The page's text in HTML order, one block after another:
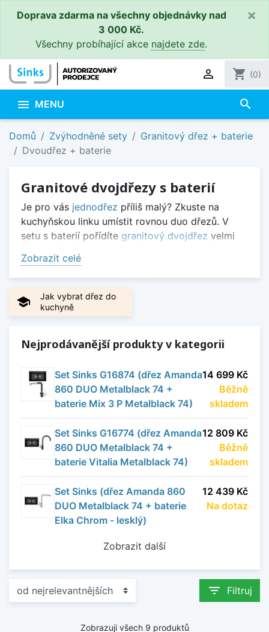
Doprava zdarma na všechny objednávky nad
3 000 Kč.
Všechny probíhající akce najdete zde.
×
 shopping_cart (0)
 MENU search
Domů Zvýhodněné sety
Granitový dřez + baterie
Dvoudřez + baterie
Granitové dvojdřezy s baterií
Zobrazit celé
Je pro vás jednodřez příliš malý? Zkuste na
kuchyňskou linku umístit rovnou duo dřezů. V
setu s baterií pořídíte granitový dvojdřez velmi
vysokým teplotám a poškrábání počínaje a vůči
chemikáliím konče, si tak budete moci užívat s
upřímnou radostí.
Zobrazit méně
school
Jak vybrat dřez do
kuchyně
Nejprodávanější produkty v kategorii
Set Sinks G16874 (dřez Amanda
860 DUO Metalblack 74 +
baterie Mix 3 P Metalblack 74)
14 699 Kč
Běžně
skladem
Set Sinks G16774 (dřez Amanda
860 DUO Metalblack 74 +
baterie Vitalia Metalblack 74)
12 809 Kč
Běžně
skladem
Set Sinks (dřez Amanda 860
DUO Metalblack 74 + baterie
Elka Chrom - lesklý)
12 439 Kč
Na dotaz
Zobrazit další
filter_list Filtruj
Zobrazuji všech 9 produktů